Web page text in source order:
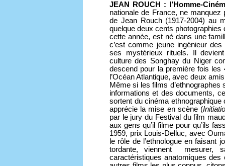
JEAN ROUCH : l’Homme-
nationale de France, ne
de Jean Rouch (1917-2004) au
quelque deux cents
cette année, est né dans une
c’est comme jeune ingénieur
ses mystérieux rituels. Il
culture des Songhay du Niger
descend pour la première fois les
l’Océan Atlantique, avec deux
Même si les films
informations et des documents,
sortent du cinéma
apprécie la mise en scène (
par le jury du Festival du film
aux gens qu’il filme pour qu’ils
1959, prix Louis-Delluc, avec
le rôle de l’ethnologue en faisant
tordante, viennent mesurer,
caractéristiques anatomiques des